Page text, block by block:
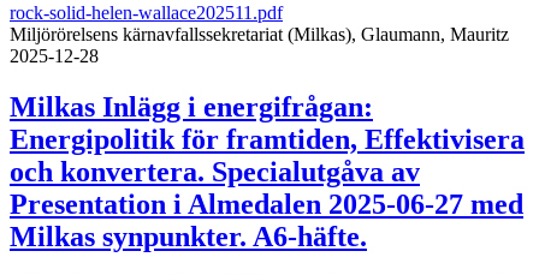
rock-solid-helen-wallace202511.pdf
Miljörörelsens kärnavfallssekretariat (Milkas), Glaumann, Mauritz
2025-12-28
Milkas Inlägg i energifrågan:
Energipolitik för framtiden, Effektivisera
och konvertera. Specialutgåva av
Presentation i Almedalen 2025-06-27 med
Milkas synpunkter. A6-häfte.